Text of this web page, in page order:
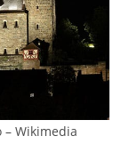
– Wikimedia